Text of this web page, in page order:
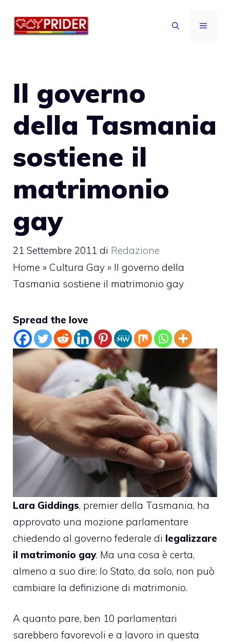
MENU
Il governo
della Tasmania
sostiene il
matrimonio
gay
21 Settembre 2011 di Redazione
Home » Cultura Gay » Il governo della
Tasmania sostiene il matrimonio gay
Spread the love
Lara Giddings, premier della Tasmania, ha
approvato una mozione parlamentare
chiedendo al governo federale di legalizzare
il matrimonio gay. Ma una cosa è certa,
almeno a suo dire: lo Stato, da solo, non può
cambiare la definizione di matrimonio.
A quanto pare, ben 10 parlamentari
sarebbero favorevoli e a lavoro in questa